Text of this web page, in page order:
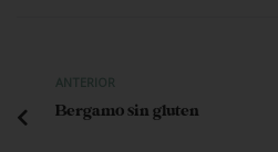
ANTERIOR
Bergamo sin gluten